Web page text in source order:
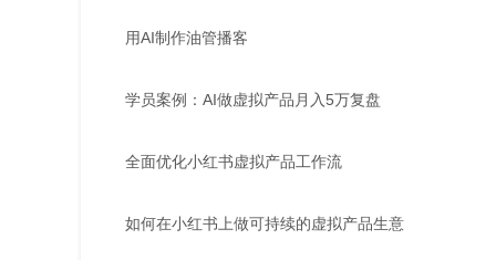
用AI制作油管播客
学员案例：AI做虚拟产品月入5万复盘
全面优化小红书虚拟产品工作流
如何在小红书上做可持续的虚拟产品生意